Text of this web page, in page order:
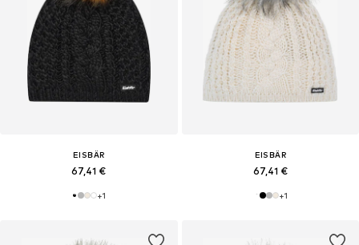
EISBÄR
67,41 €
+1
EISBÄR
67,41 €
+1